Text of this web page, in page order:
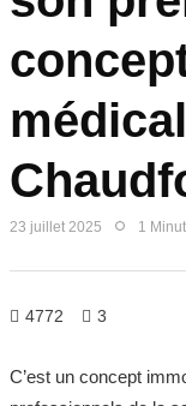
23 juillet 2025 1
4772 3
C’est un concept